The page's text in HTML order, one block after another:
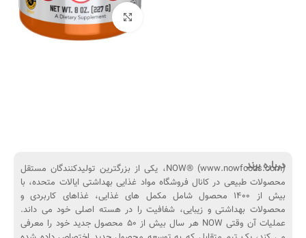
بزرگنمایی تصویر
درباره برند
NOW® (www.nowfoods.com)، یکی از بزرگترین تولیدکنندگان مستقل
محصولات طبیعی در کانال فروشگاه مواد غذایی بهداشتی ایالات متحده، با
بیش از 1400 محصول شامل مکمل های غذایی، غذاهای کاربردی و
محصولات بهداشتی و زیبایی، شفافیت را در هسته اصلی خود می داند.
عملیات آن وقتی NOW هر سال بیش از 50 محصول جدید خود را معرفی